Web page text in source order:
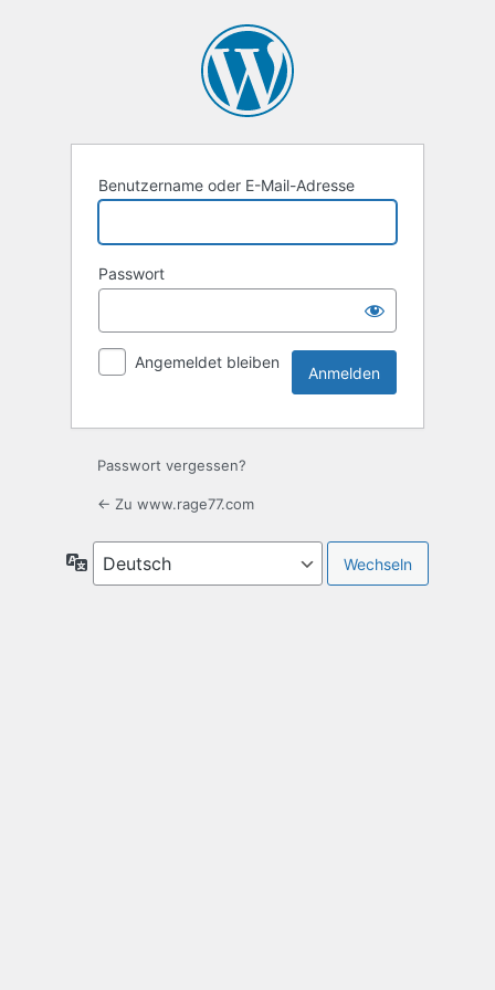
Benutzername oder E-Mail-Adresse
Passwort
Angemeldet bleiben
Passwort vergessen?
← Zu www.rage77.com
Sprache